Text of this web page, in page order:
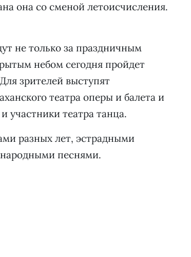
она со сменой летоисчисления.
не только за праздничным
небом сегодня пройдет
зрителей выступят
театра оперы и балета и
участники театра танца.
разных лет, эстрадными
песнями.